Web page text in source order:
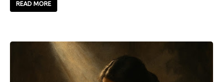
READ MORE